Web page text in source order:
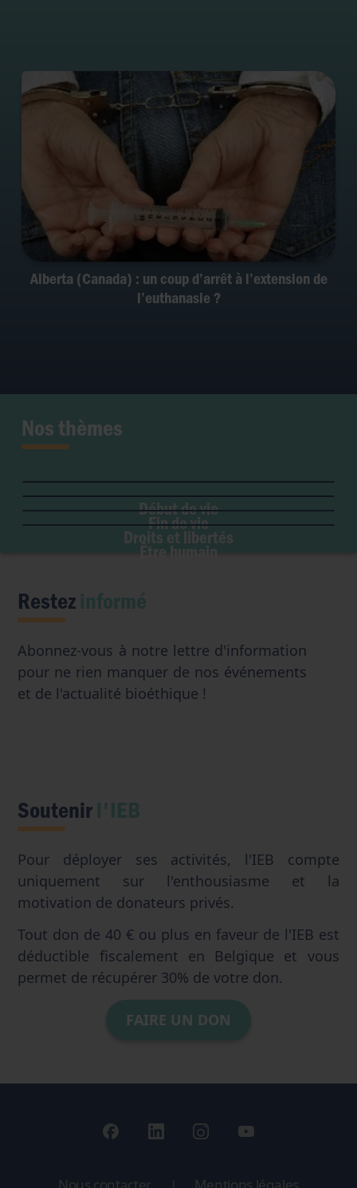
Alberta (Canada) : un coup d’arrêt à l’extension de
l’euthanasie ?
Nos thèmes
Début de vie
Fertilité et grossesse
Embryon
GPA
Avortement
Fin de vie
Euthanasie
Don d'organes
Droits et libertés
Liberté de conscience
Liberté institutionnelle
Accès aux origines
Être humain
Maladie & handicap
Genre & sexualité
Eugénisme
Transhumanisme
Restezinformé
Abonnez-vous à notre lettre d'information
pour ne rien manquer de nos événements
et de l'actualité bioéthique !
Soutenirl'IEB
Pour déployer ses activités, l'IEB compte
uniquement sur l'enthousiasme et la
motivation de donateurs privés.
Tout don de 40 € ou plus en faveur de l'IEB est
déductible fiscalement en Belgique et vous
permet de récupérer 30% de votre don.
FAIRE UN DON
Nous contacter | Mentions légales